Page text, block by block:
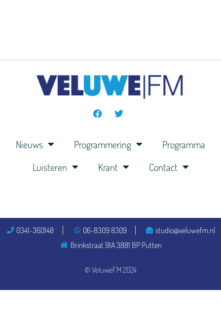
Nieuws Programmering
Programma
Luisteren
Krant Contact
© VeluweFM 2024
0341-360148 06-8309 8309
studio@veluwefm.nl
Brinkstraat 91A 3881 BP Putten